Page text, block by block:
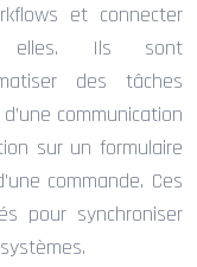
et connecter
elles. Ils sont
des tâches
communication
sur un formulaire
commande. Ces
pour synchroniser